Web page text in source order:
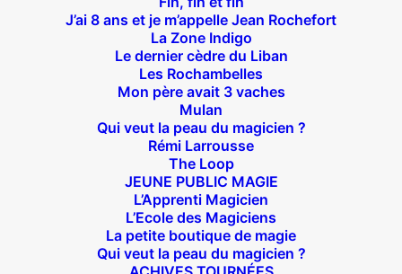
J’ai 8 ans et je m’appelle Jean Rochefort
La Zone Indigo
Le dernier cèdre du Liban
Les Rochambelles
Mon père avait 3 vaches
Mulan
Qui veut la peau du magicien ?
Rémi Larrousse
The Loop
JEUNE PUBLIC MAGIE
L’Apprenti Magicien
L’Ecole des Magiciens
La petite boutique de magie
Qui veut la peau du magicien ?
Théâtre des Béliers Parisiens
14 bis rue Sainte Isaure 75018 Paris
Joffrin / Simplon – Loc :
À l’affiche
Big Mother
La Zone Indigo